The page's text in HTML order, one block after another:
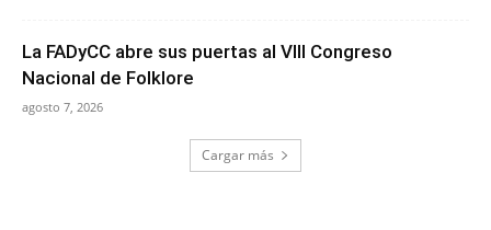
La FADyCC abre sus puertas al VIII Congreso
Nacional de Folklore
agosto 7, 2026
Cargar más